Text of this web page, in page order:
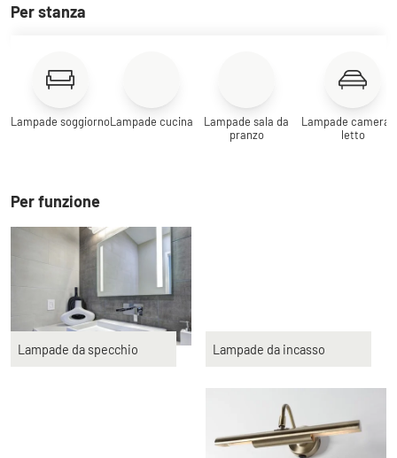
Per stanza
Lampade soggiornoLampade cucina
Lampade sala da
pranzo
Lampade camera
letto
Per funzione
Lampade da specchio Lampade da incasso